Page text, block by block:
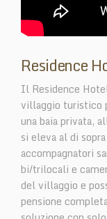
Residence
Il Residence
villaggio turistico
una baia privata,
si eleva al di
accompagnatori
bi/trilocali e
del villaggio e
pensione